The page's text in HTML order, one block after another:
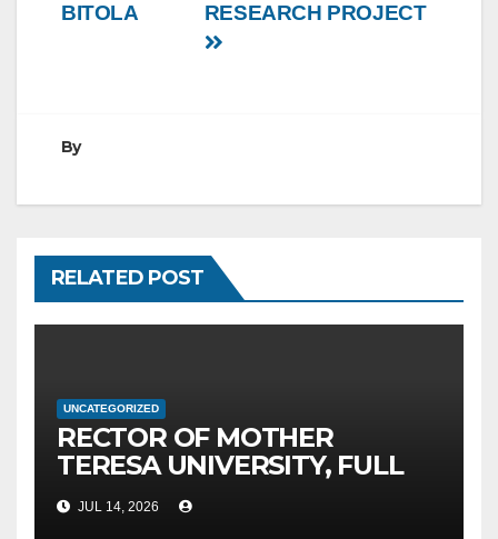
RESEARCH PROJECT
BITOLA
By
RELATED POST
UNCATEGORIZED
RECTOR OF MOTHER
TERESA UNIVERSITY, FULL
PROF. BEKIM FETAJI, PH.D.,
HOSTED AN OFFICIAL
JUL 14, 2026